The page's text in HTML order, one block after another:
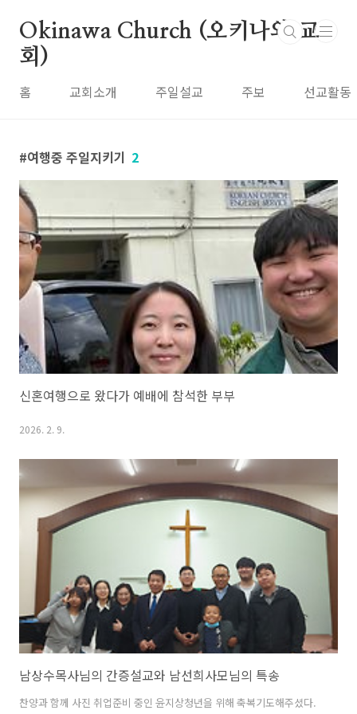
Okinawa Church (오키나와 교
회)
홈 교회소개 주일설교 주보 선교활동
여행중 주일지키기 2
신혼여행으로 왔다가 예배에 참석한 부부
2026. 2. 9.
남상수목사님의 간증설교와 남선희사모님의 특송
찬양과 함께 사진 취업준비 중인 윤지상청년을 위해 축복기도해주셨다.